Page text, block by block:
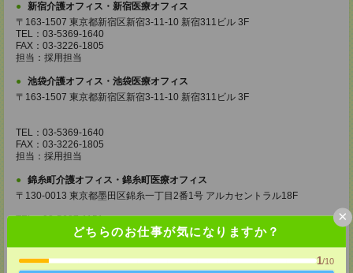
どちらのお仕事が気になりますか？
1/10
×
新宿介護オフィス・新宿医療オフィス
〒163-1507 東京都新宿区新宿3-11-10 新宿311ビル 3F
TEL：03-5369-1640
FAX：03-3226-1805
担当：採用担当
池袋介護オフィス・池袋医療オフィス
〒163-1507 東京都新宿区新宿3-11-10 新宿311ビル 3F
TEL：03-5369-1640
FAX：03-3226-1805
担当：採用担当
錦糸町介護オフィス・錦糸町医療オフィス
〒130-0013 東京都墨田区錦糸一丁目2番1号 アルカセントラル18F
TEL：03-5637-1151
FAX：03-5637-1388
西東京医療オフィス